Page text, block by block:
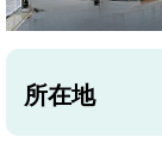
所在地